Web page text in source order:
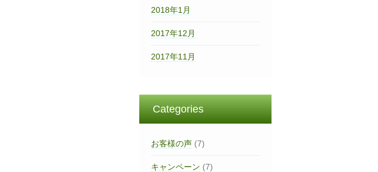
2018年1月
2017年12月
2017年11月
Categories
お客様の声(7)
キャンペーン (7)